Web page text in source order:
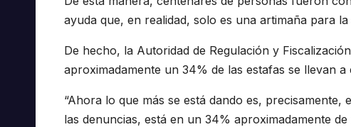
ayuda que, en realidad, solo es una artimaña para la
De hecho, la Autoridad de Regulación y
aproximadamente un 34% de las estafas se llevan
“Ahora lo que más se está dando es,
las denuncias, está en un 34% aproximadamente